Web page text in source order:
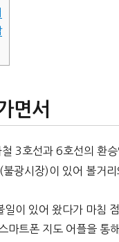
면서
철 3호선과 6호선의 환
광시장)이 있어 볼거리
일이 있어 왔다가 마침
마트폰 지도 어플을 통